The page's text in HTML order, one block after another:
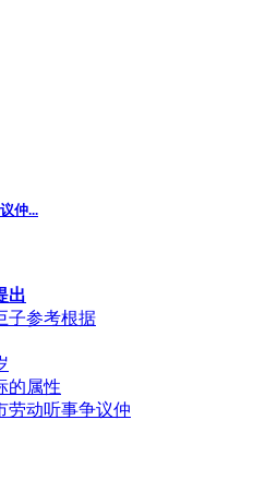
仲...
出
子参考根据
的属性
劳动听事争议仲